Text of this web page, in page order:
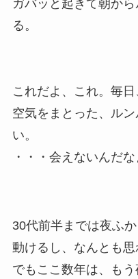
ガバッと起きて朝か
る。
これだよ、これ。毎
空気をまとった、ル
い。
・・・会えないんだな
30代前半までは夜ふ
動けるし、なんとも思
でもここ数年は、も